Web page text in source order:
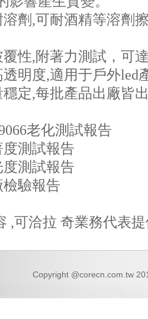
酒精等溶劑擦拭
著力測試，可達
適用于戶外led產
產品出廠皆出具
化測試報告
試報告
試報告
報告
,可洽拉 奇業務代表
Copyright @corecn.com.tw